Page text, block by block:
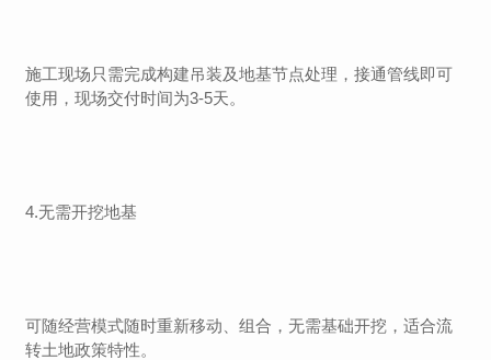
施工现场只需完成构建吊装及地基节点处理，接通管线即可
使用，现场交付时间为3-5天。
4.无需开挖地基
可随经营模式随时重新移动、组合，无需基础开挖，适合流
转土地政策特性。